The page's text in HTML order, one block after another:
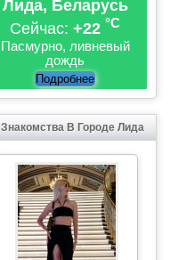
Лида, Беларусь
Сейчас: +22 °C
Пасмурно, ливневый
дождь
Подробнее
Знакомства В Городе Лида